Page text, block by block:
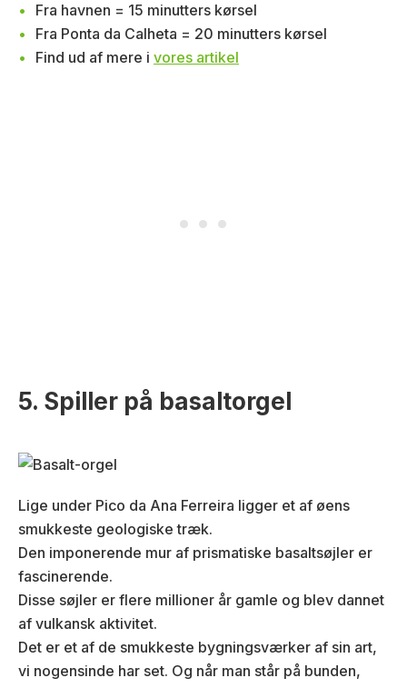
Fra havnen = 15 minutters kørsel
Fra Ponta da Calheta = 20 minutters kørsel
Find ud af mere i vores artikel
5. Spiller på basaltorgel
Lige under Pico da Ana Ferreira ligger et af øens
smukkeste geologiske træk.
Den imponerende mur af prismatiske basaltsøjler er
fascinerende.
Disse søjler er flere millioner år gamle og blev dannet
af vulkansk aktivitet.
Det er et af de smukkeste bygningsværker af sin art,
vi nogensinde har set. Og når man står på bunden,